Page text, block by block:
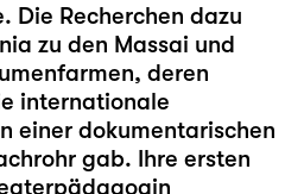
Die Recherchen dazu
zu den Massai und
deren
internationale
einer dokumentarischen
gab. Ihre ersten